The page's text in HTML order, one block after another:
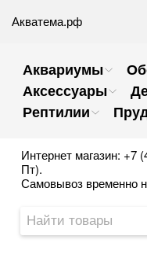
Акватема.рф
Аквариумы
Аксессуары
Рептилии
Интернет магазин: +7
Пт).
Самовывоз временно